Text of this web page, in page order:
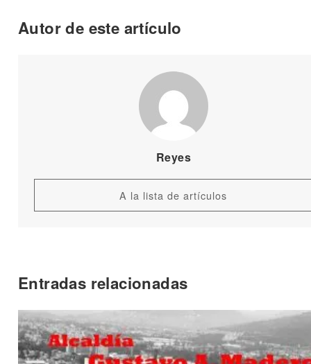
Autor de este artículo
Reyes
A la lista de artículos
Entradas relacionadas